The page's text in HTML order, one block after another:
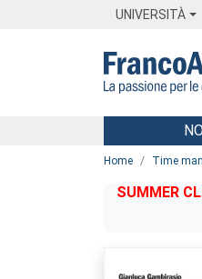
UNIVERSITÀ
Menu
Home Time
SUMMER